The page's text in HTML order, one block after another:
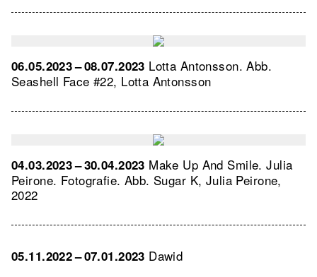
06.05.2023 – 08.07.2023 Lotta Antonsson.Abb.
Seashell Face #22, Lotta Antonsson
04.03.2023 – 30.04.2023 Make Up And Smile. Julia
Peirone. Fotografie. Abb. Sugar K, Julia Peirone,
2022
05.11.2022 – 07.01.2023 Dawid